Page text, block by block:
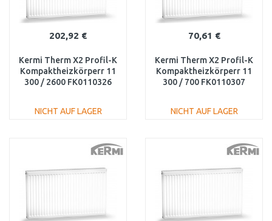
202,92 €
Kermi Therm X2 Profil-K
Kompaktheizkörperr 11
300 / 2600 FK0110326
NICHT AUF LAGER
70,61 €
Kermi Therm X2 Profil-K
Kompaktheizkörperr 11
300 / 700 FK0110307
NICHT AUF LAGER